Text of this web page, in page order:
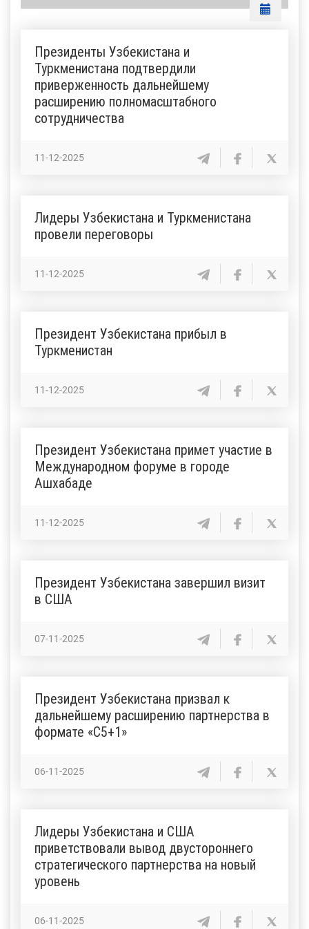
Президенты Узбекистана и
Туркменистана подтвердили
приверженность дальнейшему
расширению полномасштабного
сотрудничества
11-12-2025
Лидеры Узбекистана и Туркменистана
провели переговоры
11-12-2025
Президент Узбекистана прибыл в
Туркменистан
11-12-2025
Президент Узбекистана примет участие в
Международном форуме в городе
Ашхабаде
11-12-2025
Президент Узбекистана завершил визит
в США
07-11-2025
Президент Узбекистана призвал к
дальнейшему расширению партнерства в
формате «С5+1»
06-11-2025
Лидеры Узбекистана и США
приветствовали вывод двустороннего
стратегического партнерства на новый
уровень
06-11-2025